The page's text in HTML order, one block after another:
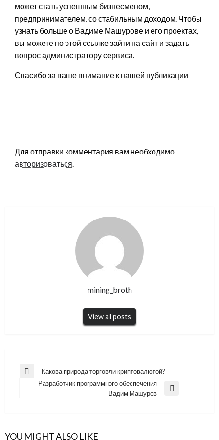
может стать успешным бизнесменом,
предпринимателем, со стабильным доходом. Чтобы
узнать больше о Вадиме Машурове и его проектах,
вы можете по этой ссылке зайти на сайт и задать
вопрос администратору сервиса.
Спасибо за ваше внимание к нашей публикации
Для отправки комментария вам необходимо
авторизоваться
mining_broth
View all posts
Навигация
Previous
Какова природа торговли криптовалютой?
Разработчик программного обеспечения
Вадим Машуров
YOU MIGHT ALSO LIKE